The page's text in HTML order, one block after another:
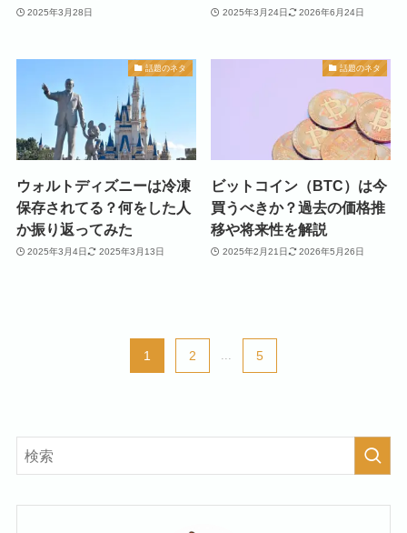
2025年3月28日 2025年3月24日 2026年6月24日
話題のネタ
ウォルトディズニーは冷凍
保存されてる？何をした人
か振り返ってみた
2025年3月4日 2025年3月13日
話題のネタ
ビットコイン（BTC）は今
買うべきか？過去の価格推
移や将来性を解説
2025年2月21日 2026年5月26日
1 2 5